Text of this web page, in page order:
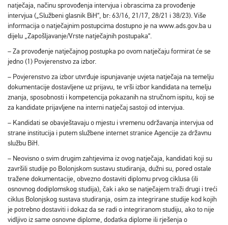
natječaja, načinu sprovođenja intervjua i obrascima za provođenje
intervjua („Službeni glasnik BiH“, br: 63/16, 21/17, 28/21 i 38/23). Više
informacija o natječajnim postupcima dostupno je na www.ads.gov.ba u
dijelu „Zapošljavanje/Vrste natječajnih postupaka“.
– Za provođenje natječajnog postupka po ovom natječaju formirat će se
jedno (1) Povjerenstvo za izbor.
– Povjerenstvo za izbor utvrđuje ispunjavanje uvjeta natječaja na temelju
dokumentacije dostavljene uz prijavu, te vrši izbor kandidata na temelju
znanja, sposobnosti i kompetencija pokazanih na stručnom ispitu, koji se
za kandidate prijavljene na interni natječaj sastoji od intervjua.
– Kandidati se obavještavaju o mjestu i vremenu održavanja intervjua od
strane institucija i putem službene internet stranice Agencije za državnu
službu BiH.
– Neovisno o svim drugim zahtjevima iz ovog natječaja, kandidati koji su
završili studije po Bolonjskom sustavu studiranja, dužni su, pored ostale
tražene dokumentacije, obvezno dostaviti diplomu prvog ciklusa (ili
osnovnog dodiplomskog studija), čak i ako se natječajem traži drugi i treći
ciklus Bolonjskog sustava studiranja, osim za integrirane studije kod kojih
je potrebno dostaviti i dokaz da se radi o integriranom studiju, ako to nije
vidljivo iz same osnovne diplome, dodatka diplome ili rješenja o